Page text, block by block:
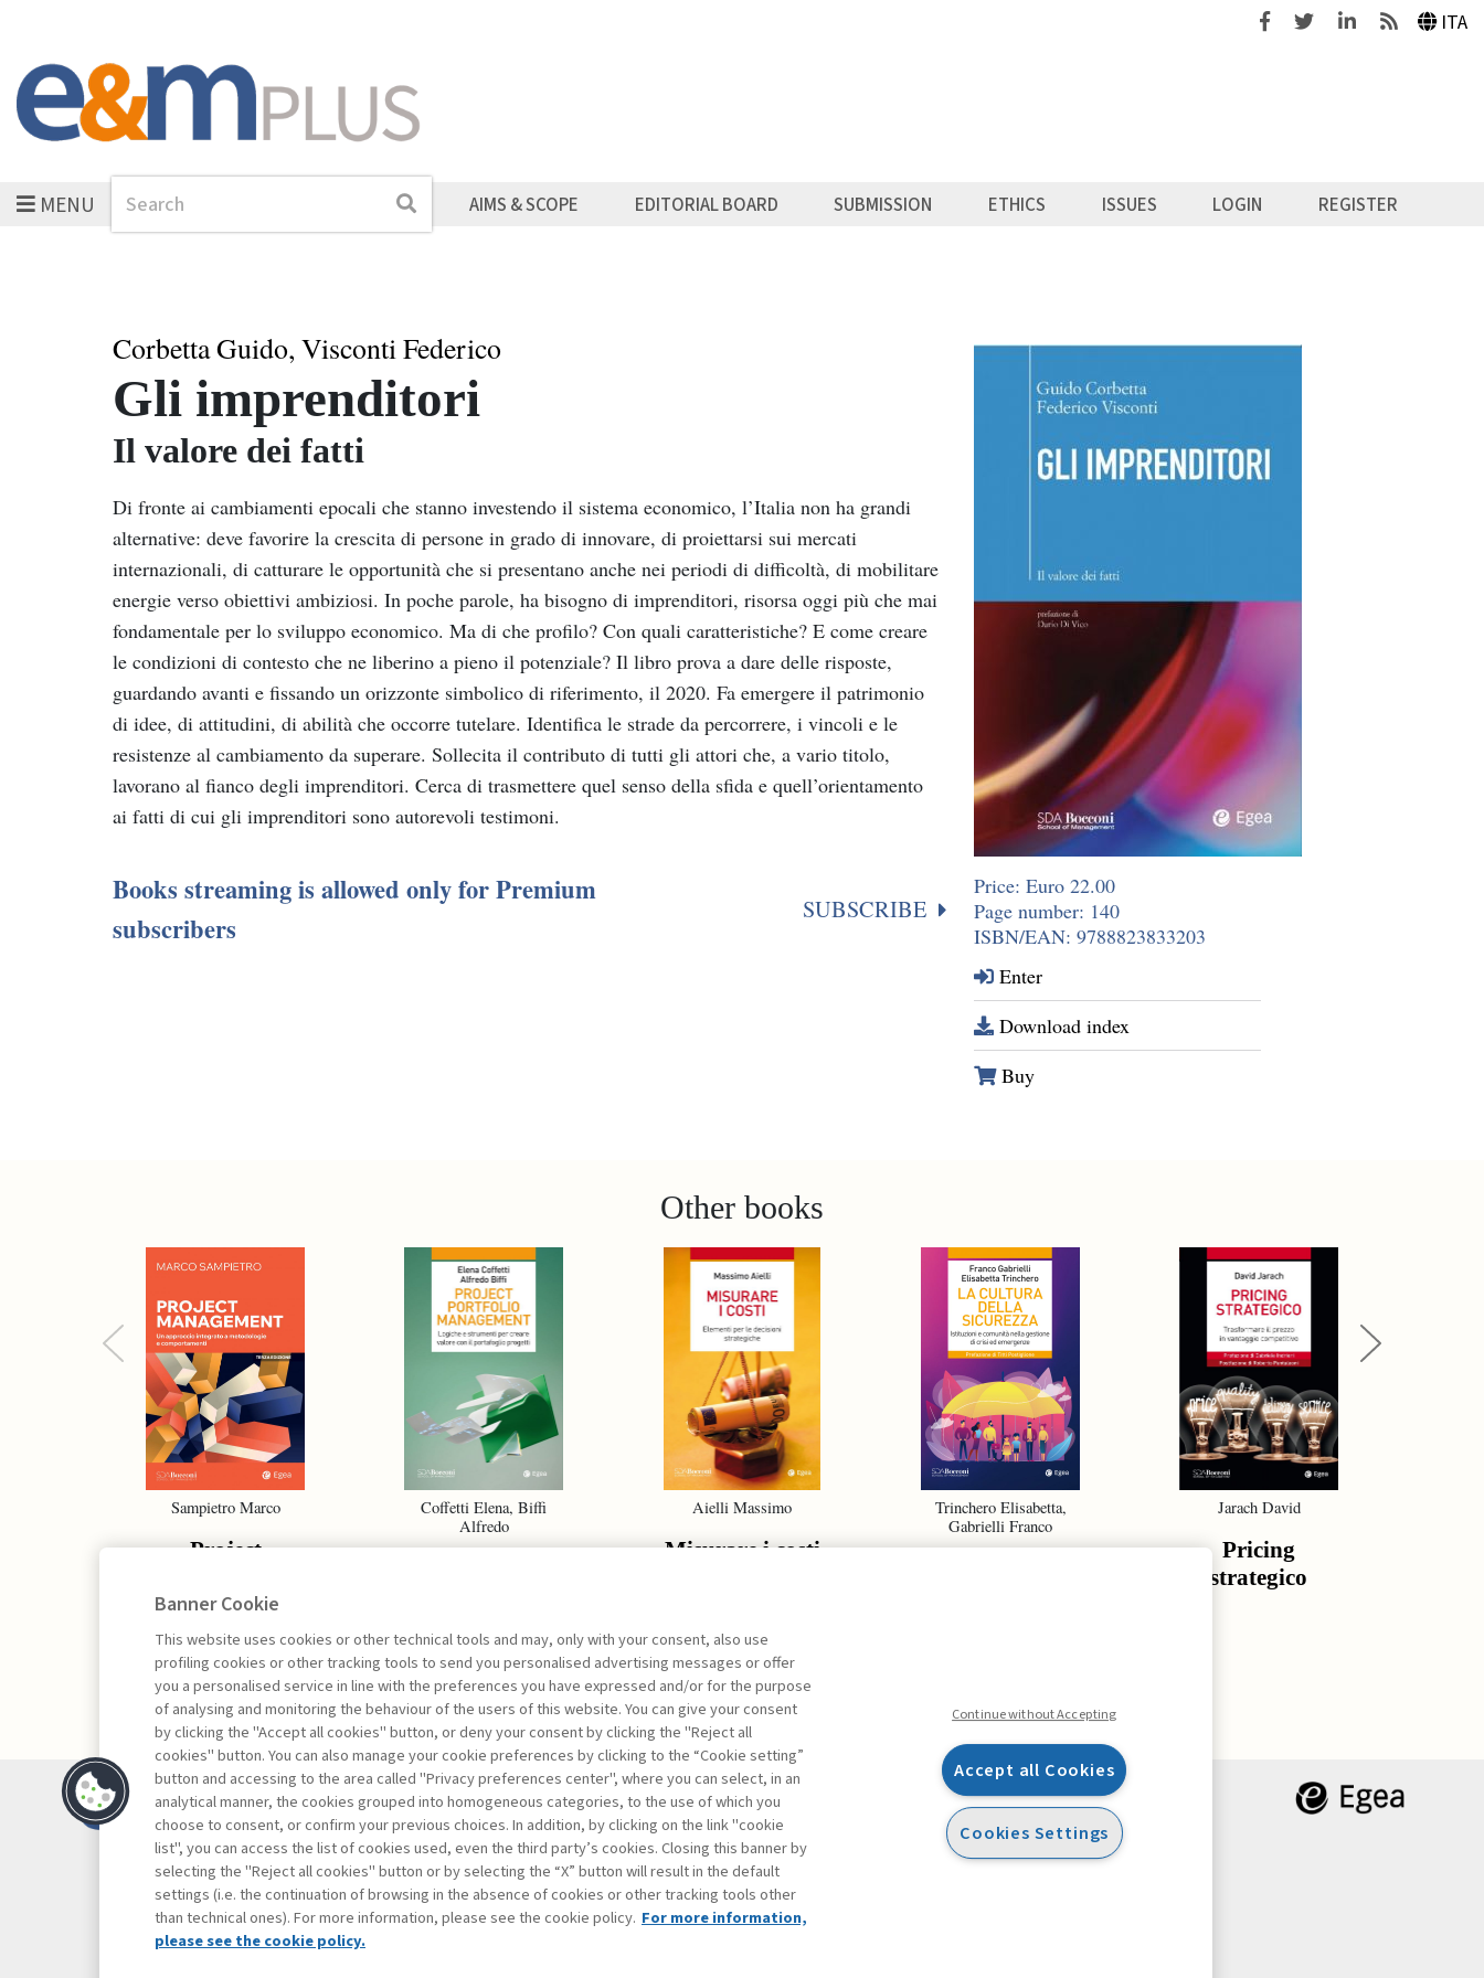
FacebookTwitterLinkedinFeeds ITA
MENUSearch Search AIMS & SCOPE EDITORIAL BOARD SUBMISSION ETHICS ISSUES LOGIN REGISTER
Corbetta Guido, Visconti Federico
Gli imprenditori
Il valore dei fatti
Di fronte ai cambiamenti epocali che stanno investendo il sistema economico, l’Italia non ha grandi
alternative: deve favorire la crescita di persone in grado di innovare, di proiettarsi sui mercati
internazionali, di catturare le opportunità che si presentano anche nei periodi di difficoltà, di mobilitare
energie verso obiettivi ambiziosi. In poche parole, ha bisogno di imprenditori, risorsa oggi più che mai
fondamentale per lo sviluppo economico. Ma di che profilo? Con quali caratteristiche? E come creare
le condizioni di contesto che ne liberino a pieno il potenziale? Il libro prova a dare delle risposte,
guardando avanti e fissando un orizzonte simbolico di riferimento, il 2020. Fa emergere il patrimonio
di idee, di attitudini, di abilità che occorre tutelare. Identifica le strade da percorrere, i vincoli e le
resistenze al cambiamento da superare. Sollecita il contributo di tutti gli attori che, a vario titolo,
lavorano al fianco degli imprenditori. Cerca di trasmettere quel senso della sfida e quell’orientamento
ai fatti di cui gli imprenditori sono autorevoli testimoni.
Books streaming is allowed only for Premium
subscribers
SUBSCRIBE
Price: Euro 22.00
Page number: 140
ISBN/EAN: 9788823833203
Enter
Download index
Buy
Other books
Previous
Sampietro Marco
Project
III edizione
Coffetti Elena, Biffi
Alfredo
Aielli Massimo
Misurare i costi
Trinchero Elisabetta,
Gabrielli Franco
Jarach David
Pricing
strategico
Next
ARCHIVE
Contacts
Subscribe
Archived columns
Privacy
Cookie policy
Whistleblowing
FacebookTwitterLinkedinFeeds
Banner Cookie
This website uses cookies or other technical tools and may, only with your consent, also use
profiling cookies or other tracking tools to send you personalised advertising messages or offer
you a personalised service in line with the preferences you have expressed and/or for the purpose
of analysing and monitoring the behaviour of the users of this website. You can give your consent
by clicking the "Accept all cookies" button, or deny your consent by clicking the "Reject all
cookies" button. You can also manage your cookie preferences by clicking to the “Cookie setting”
button and accessing to the area called "Privacy preferences center", where you can select, in an
analytical manner, the cookies grouped into homogeneous categories, to the use of which you
choose to consent, or confirm your previous choices. In addition, by clicking on the link "cookie
list", you can access the list of cookies used, even the third party’s cookies. Closing this banner by
selecting the "Reject all cookies" button or by selecting the “X” button will result in the default
settings (i.e. the continuation of browsing in the absence of cookies or other tracking tools other
than technical ones). For more information, please see the cookie policy. For more information,
please see the cookie policy.
Continue without Accepting
Accept all Cookies
Cookies Settings